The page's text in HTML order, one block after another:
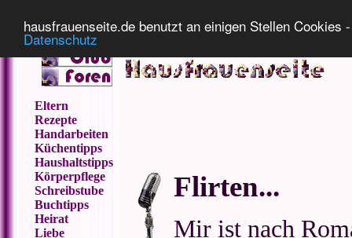
hausfrauenseite.de benutzt an einigen Stellen
Datenschutz
Eltern
Rezepte
Handarbeiten
Küchentipps
Haushaltstipps
Körperpflege
Schreibstube
Buchtipps
Heirat
Liebe
Flirten...
Mir ist nach